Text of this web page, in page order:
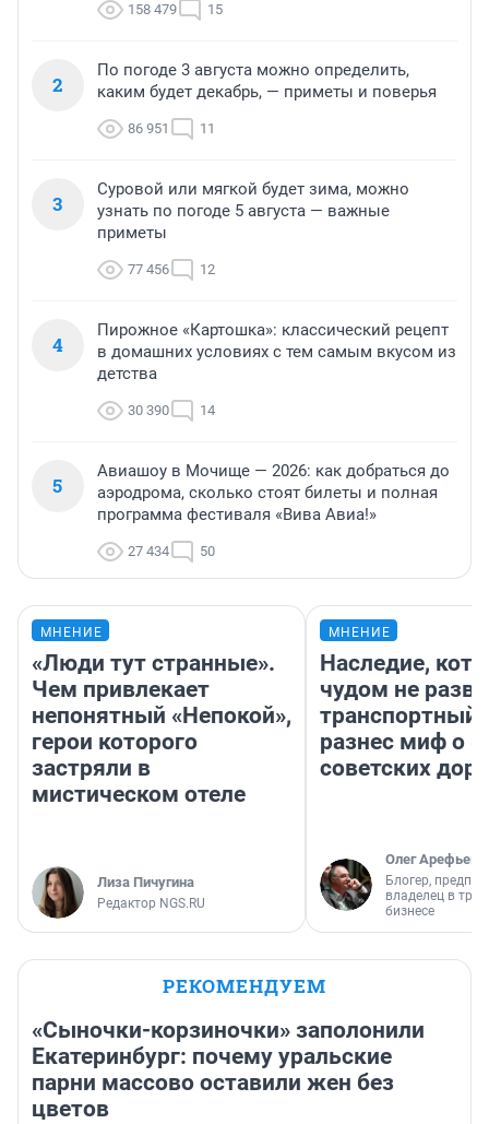
158 479 15
2
По погоде 3 августа можно определить,
каким будет декабрь, — приметы и поверья
86 951 11
3
Суровой или мягкой будет зима, можно
узнать по погоде 5 августа — важные
приметы
77 456 12
4
Пирожное «Картошка»: классический рецепт
в домашних условиях с тем самым вкусом из
детства
30 390 14
5
Авиашоу в Мочище — 2026: как добраться до
аэродрома, сколько стоят билеты и полная
программа фестиваля «Вива Авиа!»
27 434 50
МНЕНИЕ
«Люди тут странные».
Чем привлекает
непонятный «Непокой»,
герои которого
застряли в
мистическом отеле
Лиза Пичугина
Редактор NGS.RU
МНЕНИЕ
Наследие,
чудом не
транспортный
разнес миф о
советских
Олег Арефьев
Блогер,
владелец в
бизнесе
РЕКОМЕНДУЕМ
«Сыночки-корзиночки» заполонили
Екатеринбург: почему уральские
парни массово оставили жен без
цветов